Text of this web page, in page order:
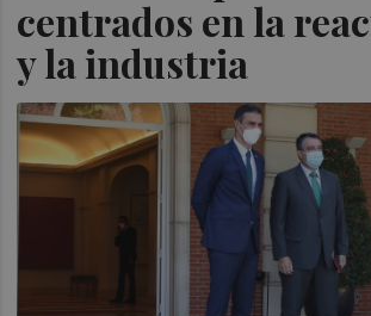
centrados en la
y la industria